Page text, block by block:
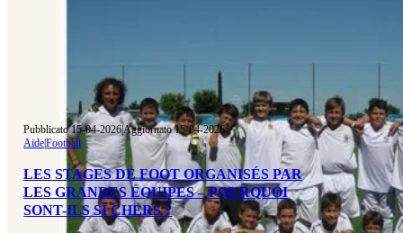
Pubblicato 15-04-2026|Aggiornato 15-04-2026
Aide|Football
LES STAGES DE FOOT ORGANISÉS PAR
LES GRANDES ÉQUIPES – POURQUOI
SONT-ILS SI CHERS ?